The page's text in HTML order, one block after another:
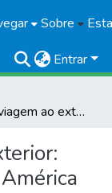
Sobre
Entrar
Relatório de viagem ao exterior: Reno, Estados Unidos da América